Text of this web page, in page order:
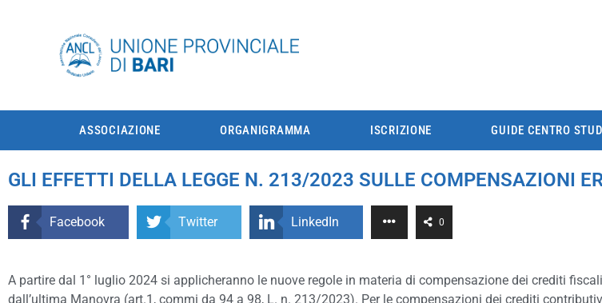
ASSOCIAZIONE ORGANIGRAMMA ISCRIZIONE GUIDE CENTRO
GLI EFFETTI DELLA LEGGE N. 213/2023 SULLE COMPENSAZIONI
Facebook Twitter LinkedIn 0
A partire dal 1° luglio 2024 si applicheranno le nuove regole in materia di compensazione dei crediti
dall’ultima Manovra (art.1, commi da 94 a 98, L. n. 213/2023). Per le compensazioni dei crediti